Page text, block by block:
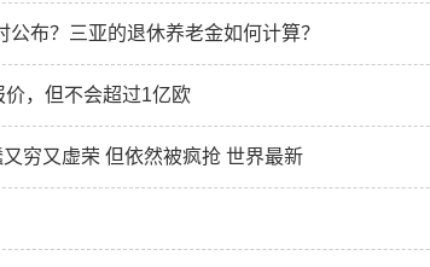
布？三亚的退休养老金如何计算？
，但不会超过1亿欧
穷又虚荣 但依然被疯抢 世界最新